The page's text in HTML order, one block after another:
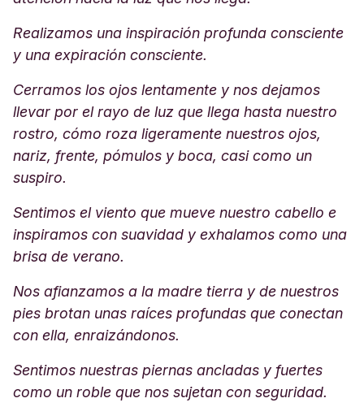
Realizamos una inspiración profunda consciente
y una expiración consciente.
Cerramos los ojos lentamente y nos dejamos
llevar por el rayo de luz que llega hasta nuestro
rostro, cómo roza ligeramente nuestros ojos,
nariz, frente, pómulos y boca, casi como un
suspiro.
Sentimos el viento que mueve nuestro cabello e
inspiramos con suavidad y exhalamos como una
brisa de verano.
Nos afianzamos a la madre tierra y de nuestros
pies brotan unas raíces profundas que conectan
con ella, enraizándonos.
Sentimos nuestras piernas ancladas y fuertes
como un roble que nos sujetan con seguridad.